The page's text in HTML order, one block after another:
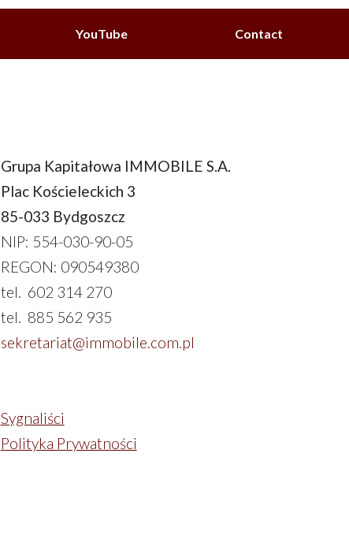
YouTube Contact
Grupa Kapitałowa IMMOBILE S.A.
Plac Kościeleckich 3
85-033 Bydgoszcz
NIP: 554-030-90-05
REGON: 090549380
tel. 602 314 270
tel. 885 562 935
sekretariat@immobile.com.pl
Sygnaliści
Polityka Prywatności